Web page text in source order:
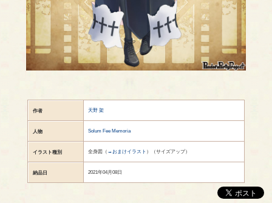
作者 天野 架
人物 Solum Fee Memoria
イラスト種別 全身図（ →おまけイラスト ）（サイズアップ）
納品日 2021年04月08日